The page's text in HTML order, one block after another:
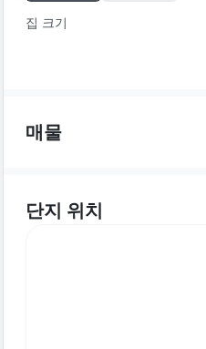
집 크기
매물
단지 위치